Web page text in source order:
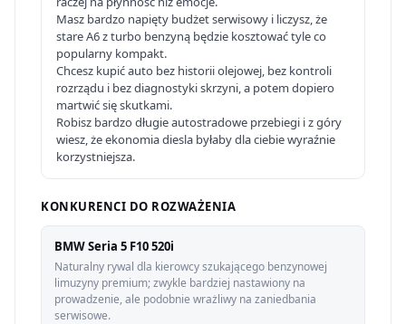
Masz bardzo napięty budżet serwisowy i liczysz, że
stare A6 z turbo benzyną będzie kosztować tyle co
popularny kompakt.
Chcesz kupić auto bez historii olejowej, bez kontroli
rozrządu i bez diagnostyki skrzyni, a potem dopiero
martwić się skutkami.
Robisz bardzo długie autostradowe przebiegi i z góry
wiesz, że ekonomia diesla byłaby dla ciebie wyraźnie
korzystniejsza.
KONKURENCI DO ROZWAŻENIA
BMW Seria 5 F10 520i
Naturalny rywal dla kierowcy szukającego benzynowej
limuzyny premium; zwykle bardziej nastawiony na
prowadzenie, ale podobnie wrażliwy na zaniedbania
serwisowe.